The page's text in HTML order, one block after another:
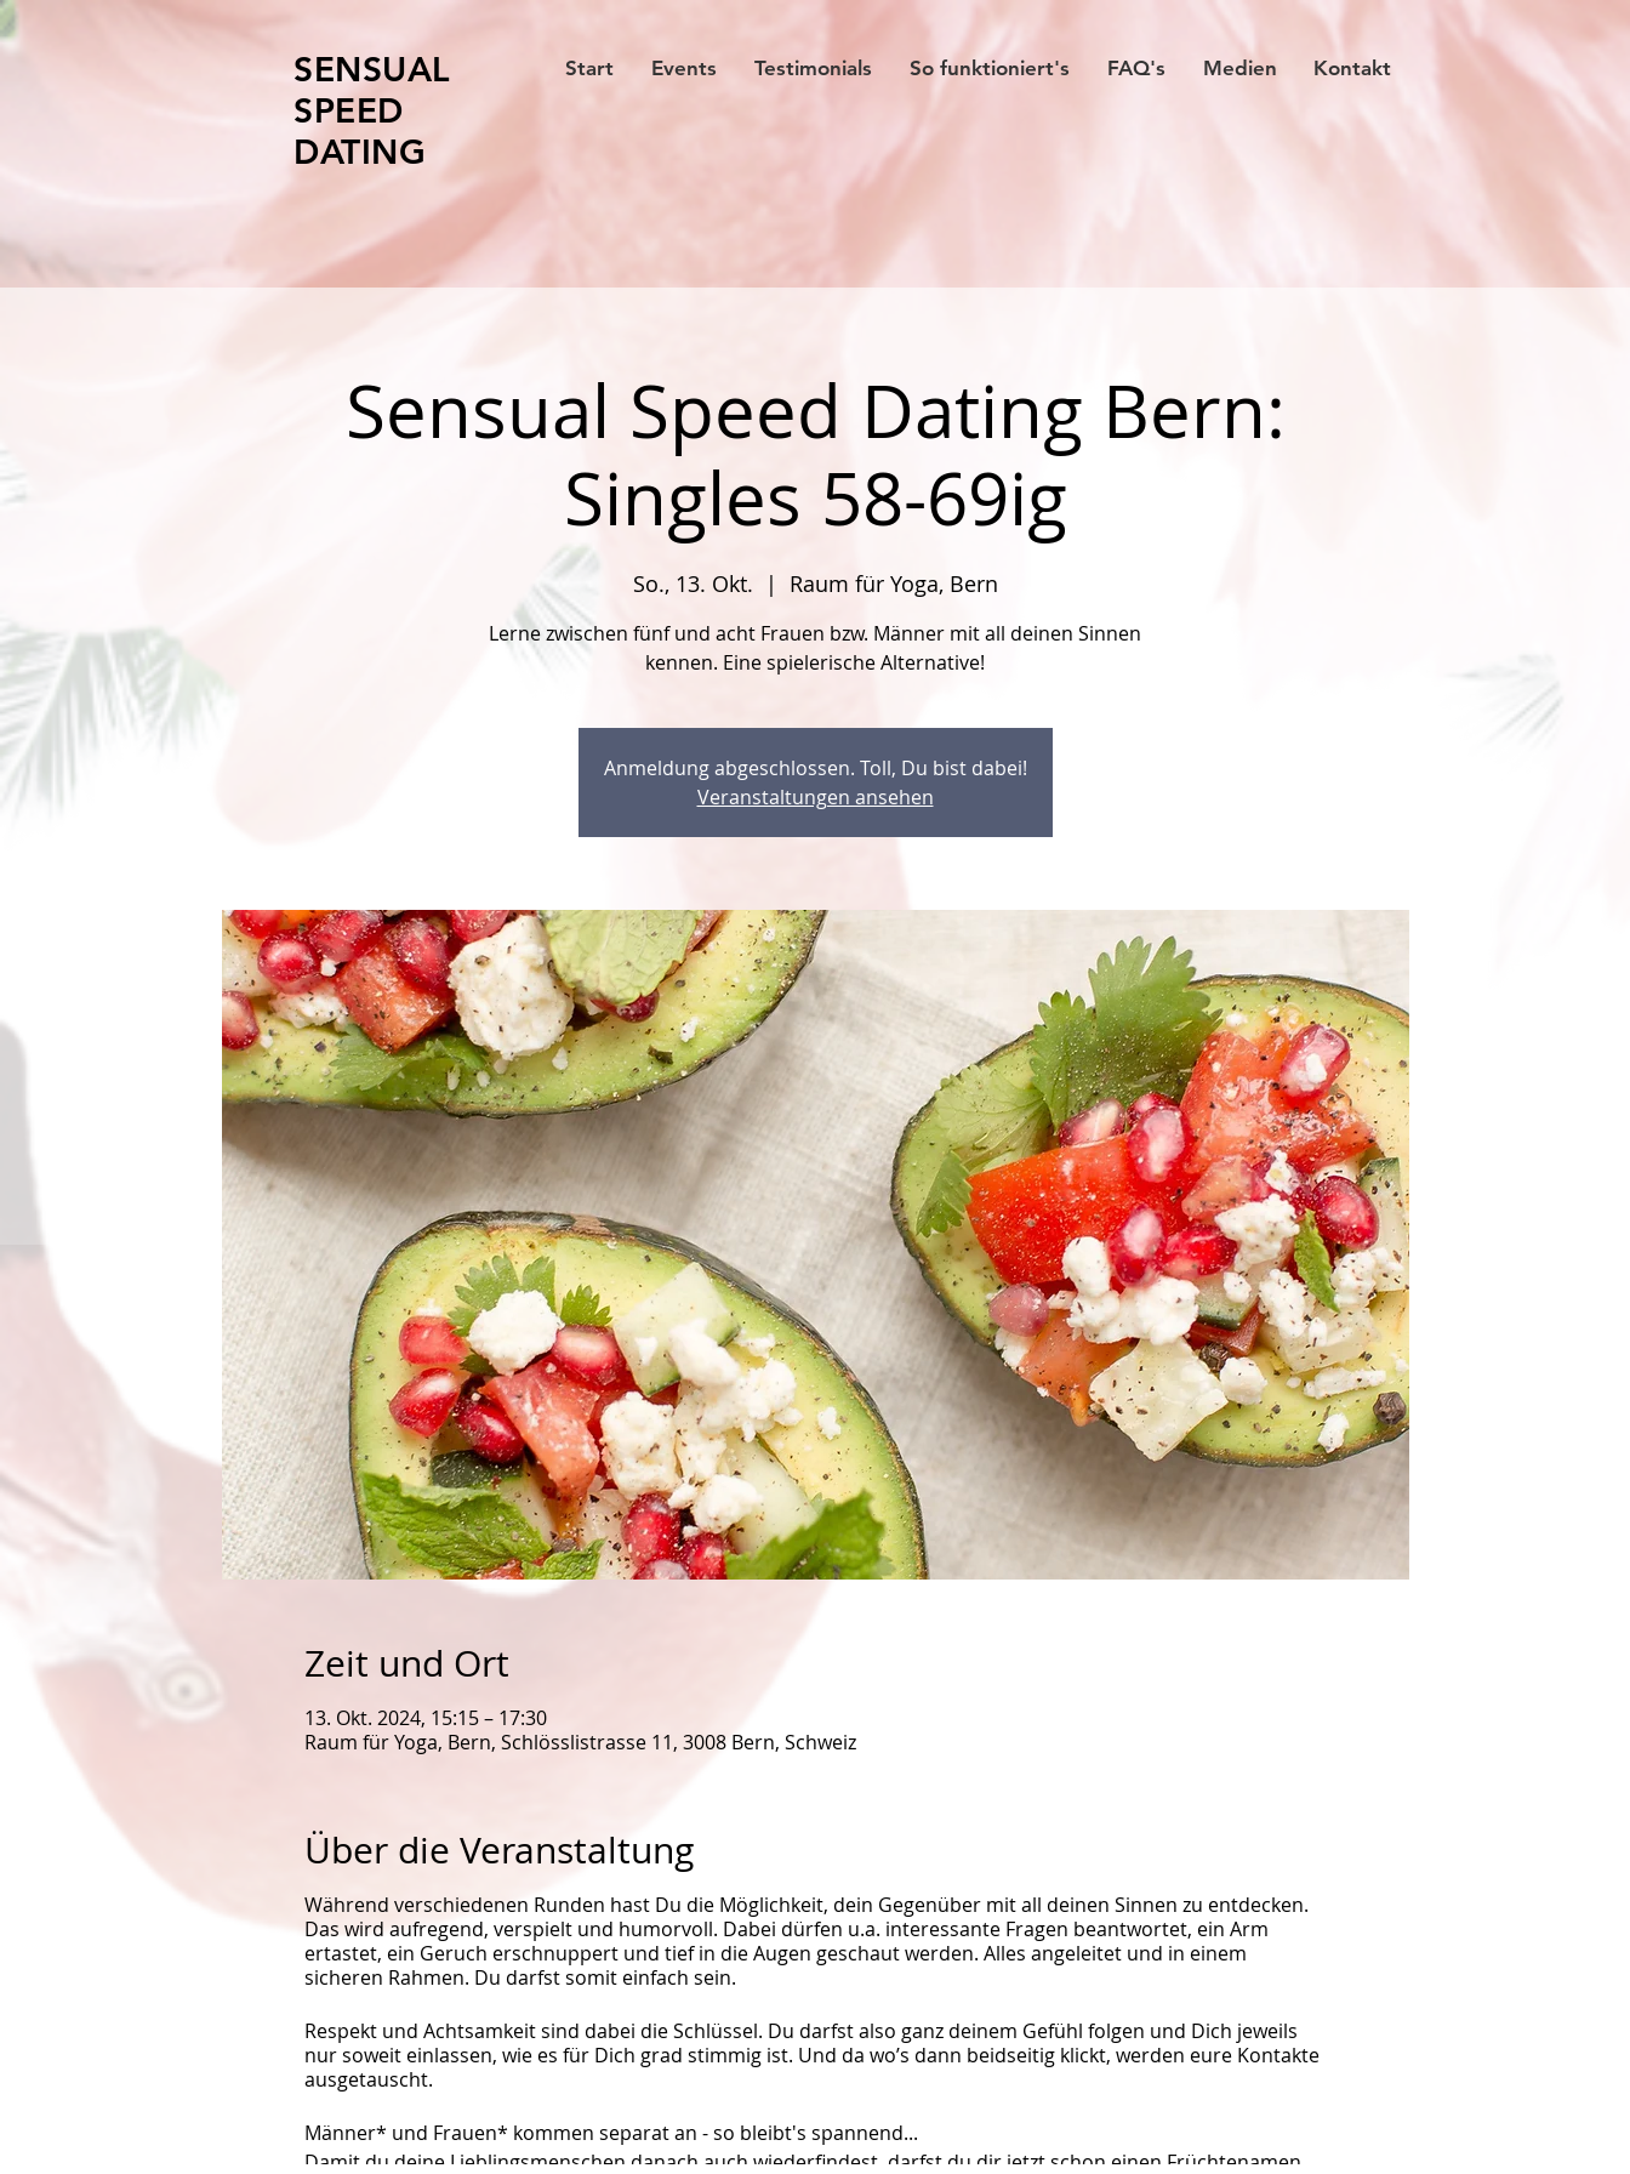
SENSUAL
SPEED
DATING
Start Events Testimonials So funktioniert's FAQ's Medien Kontakt
Sensual Speed Dating Bern:
Singles 58-69ig
So., 13. Okt.
  |
Raum für Yoga, Bern
Lerne zwischen fünf und acht Frauen bzw. Männer mit all deinen Sinnen
Anmeldung abgeschlossen. Toll, Du bist dabei!
Veranstaltungen ansehen
Zeit und Ort
13. Okt. 2024, 15:15 – 17:30
Raum für Yoga, Bern, Schlösslistrasse 11, 3008 Bern, Schweiz
Über die Veranstaltung
Während verschiedenen Runden hast Du die Möglichkeit, dein Gegenüber mit all deinen Sinnen zu entdecken.
Das wird aufregend, verspielt und humorvoll. Dabei dürfen u.a. interessante Fragen beantwortet, ein Arm
ertastet, ein Geruch erschnuppert und tief in die Augen geschaut werden. Alles angeleitet und in einem
sicheren Rahmen. Du darfst somit einfach sein.
Respekt und Achtsamkeit sind dabei die Schlüssel. Du darfst also ganz deinem Gefühl folgen und Dich jeweils
nur soweit einlassen, wie es für Dich grad stimmig ist. Und da wo’s dann beidseitig klickt, werden eure Kontakte
ausgetauscht.
Männer* und Frauen* kommen separat an - so bleibt's spannend...
Damit du deine Lieblingsmenschen danach auch wiederfindest, darfst du dir jetzt schon einen Früchtenamen